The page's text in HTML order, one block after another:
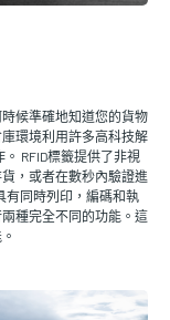
候準確地知道您的貨物
環境利用許多高科技解
RFID標籤提供了非視
，或者在數秒內驗證進
有同時列印，編碼和執
種完全不同的功能。這